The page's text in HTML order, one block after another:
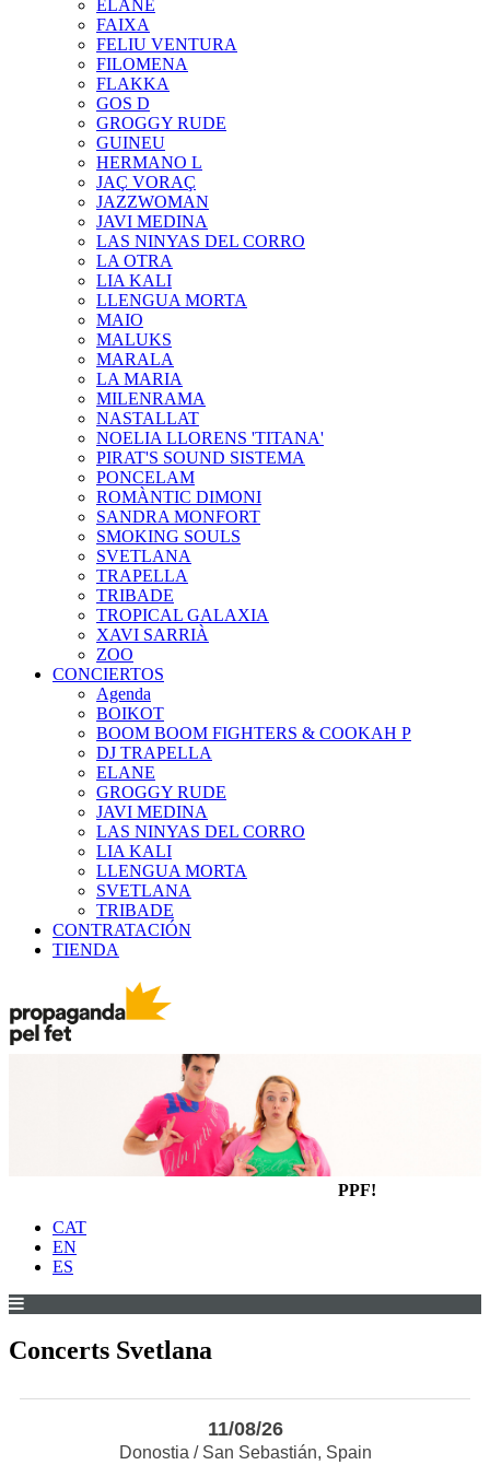
ELANE
FAIXA
FELIU VENTURA
FILOMENA
FLAKKA
GOS D
GROGGY RUDE
GUINEU
HERMANO L
JAÇ VORAÇ
JAZZWOMAN
JAVI MEDINA
LAS NINYAS DEL CORRO
LA OTRA
LIA KALI
LLENGUA MORTA
MAIO
MALUKS
MARALA
LA MARIA
MILENRAMA
NASTALLAT
NOELIA LLORENS 'TITANA'
PIRAT'S SOUND SISTEMA
PONCELAM
ROMÀNTIC DIMONI
SANDRA MONFORT
SMOKING SOULS
SVETLANA
TRAPELLA
TRIBADE
TROPICAL GALAXIA
XAVI SARRIÀ
ZOO
CONCIERTOS
Agenda
BOIKOT
BOOM BOOM FIGHTERS & COOKAH P
DJ TRAPELLA
ELANE
GROGGY RUDE
JAVI MEDINA
LAS NINYAS DEL CORRO
LIA KALI
LLENGUA MORTA
SVETLANA
TRIBADE
CONTRATACIÓN
TIENDA
PPF!
CAT
EN
ES
Concerts Svetlana
11/08/26
Donostia / San Sebastián, Spain